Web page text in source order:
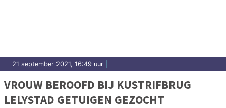
21 september 2021, 16:49 uur
VROUW BEROOFD BIJ KUSTRIFBRUG
LELYSTAD GETUIGEN GEZOCHT